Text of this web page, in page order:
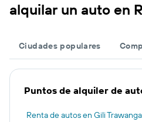
alquilar un auto en
Ciudades populares
Puntos de alquiler de
Renta de autos en Gili